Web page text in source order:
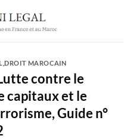
,DROIT MAROCAIN
contre le
capitaux et le
Guide n°